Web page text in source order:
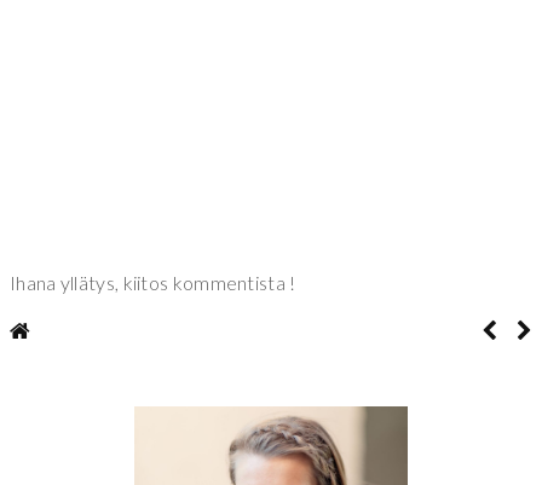
Ihana yllätys, kiitos kommentista !